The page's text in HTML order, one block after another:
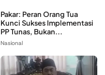
Pakar: Peran Orang Tua
Kunci Sukses Implementasi
PP Tunas, Bukan...
Nasional